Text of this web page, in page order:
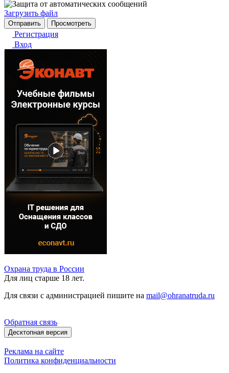
Загрузить файл
Регистрация
Вход
Охрана труда в России
Для лиц старше 18 лет.
Для связи с администрацией пишите на mail@ohranatruda.ru
Обратная связь
Десктопная версия
Реклама на сайте
Политика конфиденциальности